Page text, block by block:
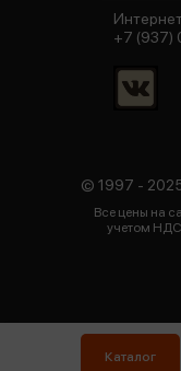
Каталог
© 1997 -
Все цены на
учетом НДС
+7 (937)